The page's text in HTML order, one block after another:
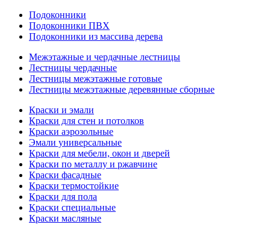
Подоконники
Подоконники ПВХ
Подоконники из массива дерева
Межэтажные и чердачные лестницы
Лестницы чердачные
Лестницы межэтажные готовые
Лестницы межэтажные деревянные сборные
Краски и эмали
Краски для стен и потолков
Краски аэрозольные
Эмали универсальные
Краски для мебели, окон и дверей
Краски по металлу и ржавчине
Краски фасадные
Краски термостойкие
Краски для пола
Краски специальные
Краски масляные